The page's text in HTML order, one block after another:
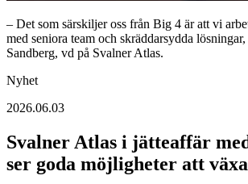
– Det som särskiljer oss från Big 4 är att vi
med seniora team och skräddarsydda
Sandberg, vd på Svalner Atlas.
Nyhet
2026.06.03
Svalner Atlas i jätteaffär
ser goda möjligheter att